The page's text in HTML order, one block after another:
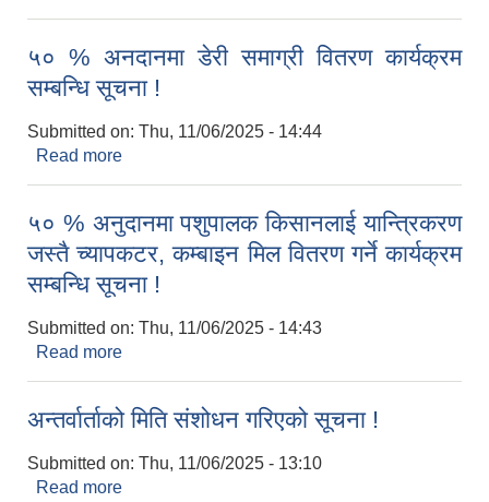
५० % अनदानमा डेरी समाग्री वितरण कार्यक्रम
सम्बन्धि सूचना !
Submitted on: Thu, 11/06/2025 - 14:44
Read more
५० % अनुदानमा पशुपालक किसानलाई यान्त्रिकरण
जस्तै च्यापकटर, कम्बाइन मिल वितरण गर्ने कार्यक्रम
सम्बन्धि सूचना !
Submitted on: Thu, 11/06/2025 - 14:43
Read more
अन्तर्वार्ताको मिति संशोधन गरिएको सूचना !
Submitted on: Thu, 11/06/2025 - 13:10
Read more